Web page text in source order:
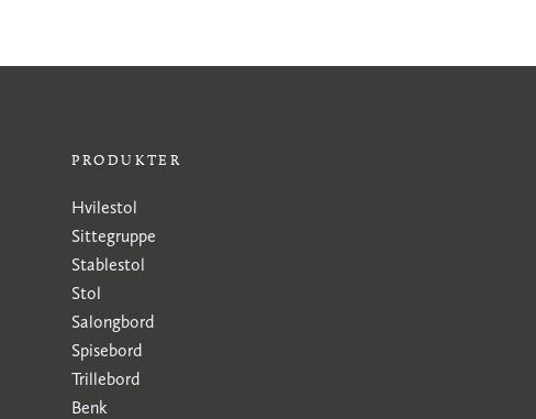
PRODUKTER
Hvilestol
Sittegruppe
Stablestol
Stol
Salongbord
Spisebord
Trillebord
Benk